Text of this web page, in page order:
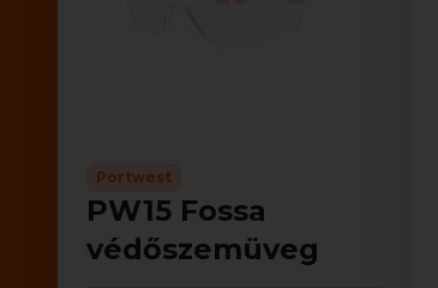
Portwest
PW15 Fossa
védőszemüveg